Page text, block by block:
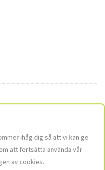
ihåg dig så att vi kan ge
att fortsätta använda vår
av cookies.